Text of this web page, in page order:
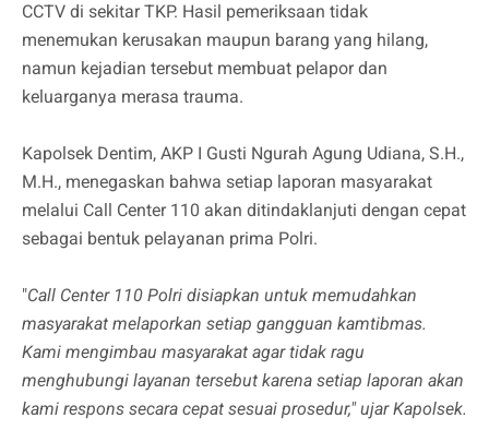
CCTV di sekitar TKP. Hasil pemeriksaan tidak
menemukan kerusakan maupun barang yang hilang,
namun kejadian tersebut membuat pelapor dan
keluarganya merasa trauma.
Kapolsek Dentim, AKP I Gusti Ngurah Agung Udiana, S.H.,
M.H., menegaskan bahwa setiap laporan masyarakat
melalui Call Center 110 akan ditindaklanjuti dengan cepat
sebagai bentuk pelayanan prima Polri.
"Call Center 110 Polri disiapkan untuk memudahkan
masyarakat melaporkan setiap gangguan kamtibmas.
Kami mengimbau masyarakat agar tidak ragu
menghubungi layanan tersebut karena setiap laporan akan
kami respons secara cepat sesuai prosedur," ujar Kapolsek.